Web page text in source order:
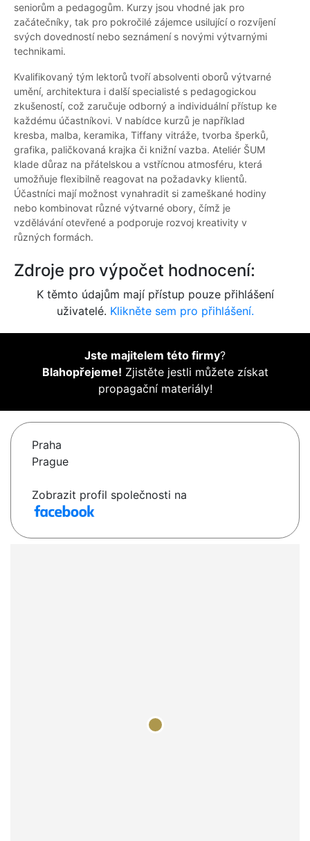
seniorům a pedagogům. Kurzy jsou vhodné jak pro
začátečníky, tak pro pokročilé zájemce usilující o rozvíjení
svých dovedností nebo seznámení s novými výtvarnými
technikami.
Kvalifikovaný tým lektorů tvoří absolventi oborů výtvarné
umění, architektura i další specialisté s pedagogickou
zkušeností, což zaručuje odborný a individuální přístup ke
každému účastníkovi. V nabídce kurzů je například
kresba, malba, keramika, Tiffany vitráže, tvorba šperků,
grafika, paličkovaná krajka či knižní vazba. Ateliér ŠUM
klade důraz na přátelskou a vstřícnou atmosféru, která
umožňuje flexibilně reagovat na požadavky klientů.
Účastníci mají možnost vynahradit si zameškané hodiny
nebo kombinovat různé výtvarné obory, čímž je
vzdělávání otevřené a podporuje rozvoj kreativity v
různých formách.
Zdroje pro výpočet hodnocení:
K těmto údajům mají přístup pouze přihlášení
uživatelé. Klikněte sem pro přihlášení.
Jste majitelem této firmy?
Blahopřejeme! Zjistěte jestli můžete získat
propagační materiály!
Praha
Prague
Zobrazit profil společnosti na